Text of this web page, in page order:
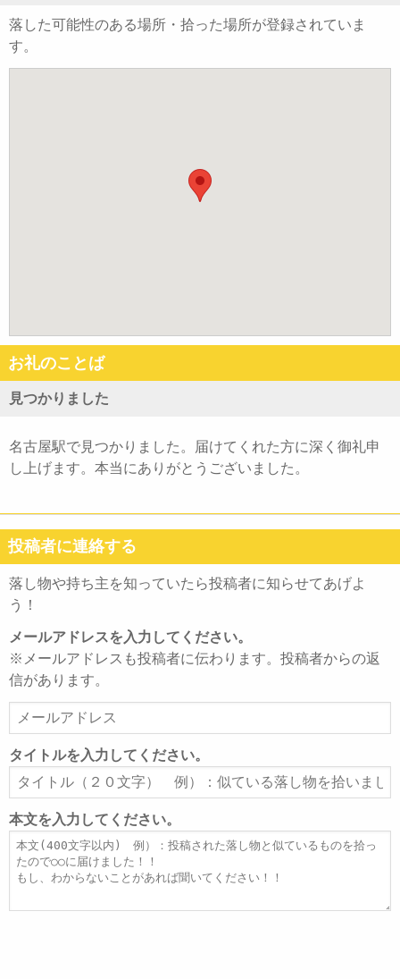
落した可能性のある場所・拾った場所が登録されていま
す。
お礼のことば
見つかりました
名古屋駅で見つかりました。届けてくれた方に深く御礼申
し上げます。本当にありがとうございました。
投稿者に連絡する
落し物や持ち主を知っていたら投稿者に知らせてあげよ
う！
メールアドレスを入力してください。
※メールアドレスも投稿者に伝わります。投稿者からの返
信があります。
ー
ル
ア
ド
レ
ス
タイトルを入力してください。
タ
イ
ト
ル
本文を入力してください。
本
文